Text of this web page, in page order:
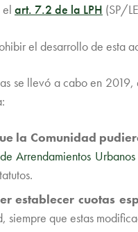
el art. 7.2 de la LPH (SP/
el desarrollo de esta
se llevó a cabo en
la Comunidad
Arrendamientos Urbanos
establecer cuotas
que estas